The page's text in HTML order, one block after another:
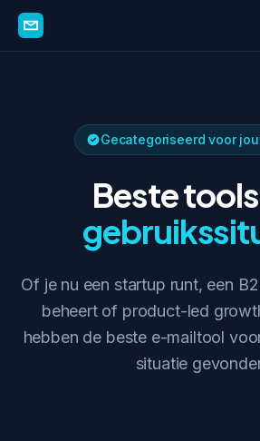
Gecategoriseerd voor
Beste
Of je nu een startup runt, een
beheert of product-led
hebben de beste e-mailtool
situatie